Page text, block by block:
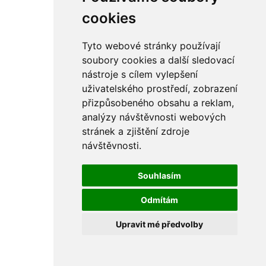
cookies
Tyto webové stránky používají
soubory cookies a další sledovací
nástroje s cílem vylepšení
uživatelského prostředí, zobrazení
přizpůsobeného obsahu a reklam,
analýzy návštěvnosti webových
stránek a zjištění zdroje
návštěvnosti.
Souhlasím
Odmítám
Upravit mé předvolby